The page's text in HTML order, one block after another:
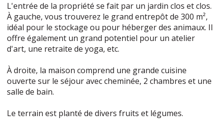
L'entrée de la propriété se fait par un jardin clos et clos.
À gauche, vous trouverez le grand entrepôt de 300 m²,
idéal pour le stockage ou pour héberger des animaux. Il
offre également un grand potentiel pour un atelier
d'art, une retraite de yoga, etc.
À droite, la maison comprend une grande cuisine
ouverte sur le séjour avec cheminée, 2 chambres et une
salle de bain.
Le terrain est planté de divers fruits et légumes.